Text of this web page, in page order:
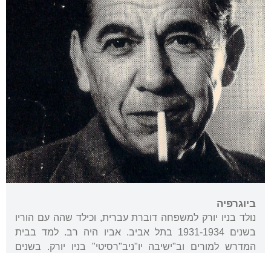
ביוגרפיה
נולד בניו יורק למשפחה דוברת עברית, וכילד שהה עם הוריו
בשנים 1931-1934 בתל אביב. אביו היה רב. למד בבית
המדרש למורים וב"ישיבה יו"ניב"רסיטי" בניו יורק. בשנים